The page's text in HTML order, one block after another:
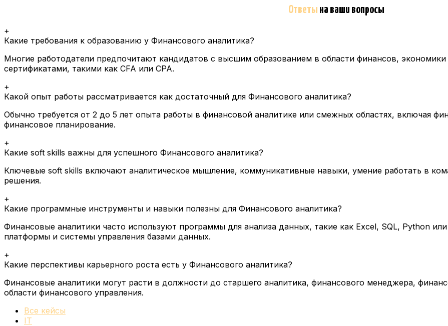
Ответы на ваши вопросы
+
Какие требования к образованию у Финансового аналитика?
Многие работодатели предпочитают кандидатов с высшим образованием в области финансов,
сертификатами, такими как CFA или CPA.
+
Какой опыт работы рассматривается как достаточный для Финансового аналитика?
Обычно требуется от 2 до 5 лет опыта работы в финансовой аналитике или смежных областях, включая
финансовое планирование.
+
Какие soft skills важны для успешного Финансового аналитика?
Ключевые soft skills включают аналитическое мышление, коммуникативные навыки, умение работать в
решения.
+
Какие программные инструменты и навыки полезны для Финансового аналитика?
Финансовые аналитики часто используют программы для анализа данных, такие как Excel, SQL, Python
платформы и системы управления базами данных.
+
Какие перспективы карьерного роста есть у Финансового аналитика?
Финансовые аналитики могут расти в должности до старшего аналитика, финансового менеджера,
области финансового управления.
Все кейсы
IT